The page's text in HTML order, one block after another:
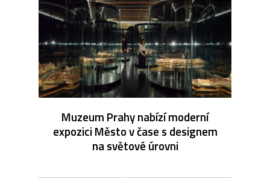
Muzeum Prahy nabízí moderní
expozici Město v čase s designem
na světové úrovni